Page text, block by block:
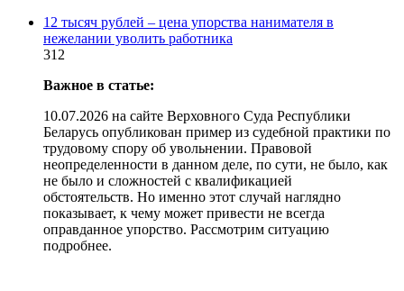
12 тысяч рублей – цена упорства нанимателя в
нежелании уволить работника
312
Важное в статье:
10.07.2026 на сайте Верховного Суда Республики
Беларусь опубликован пример из судебной практики по
трудовому спору об увольнении. Правовой
неопределенности в данном деле, по сути, не было, как
не было и сложностей с квалификацией
обстоятельств. Но именно этот случай наглядно
показывает, к чему может привести не всегда
оправданное упорство. Рассмотрим ситуацию
подробнее.